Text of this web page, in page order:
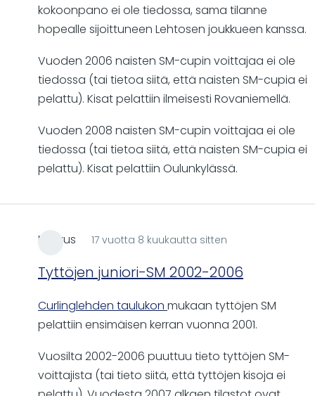
kokoonpano ei ole tiedossa, sama tilanne
hopealle sijoittuneen Lehtosen joukkueen kanssa.
Vuoden 2006 naisten SM-cupin voittajaa ei ole
tiedossa (tai tietoa siitä, että naisten SM-cupia ei
pelattu). Kisat pelattiin ilmeisesti Rovaniemellä.
Vuoden 2008 naisten SM-cupin voittajaa ei ole
tiedossa (tai tietoa siitä, että naisten SM-cupia ei
pelattu). Kisat pelattiin Oulunkylässä.
Markus 17 vuotta 8 kuukautta sitten
Tyttöjen juniori-SM 2002-2006
Curlinglehden taulukon mukaan tyttöjen SM
pelattiin ensimäisen kerran vuonna 2001.
Vuosilta 2002-2006 puuttuu tieto tyttöjen SM-
voittajista (tai tieto siitä, että tyttöjen kisoja ei